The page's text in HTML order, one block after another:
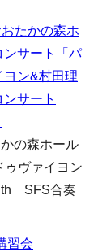
たかの森ホ
ンサート「パ
ヨン&村田理
サート
の森ホール
ゥヴァイヨン
SFS合奏
習会